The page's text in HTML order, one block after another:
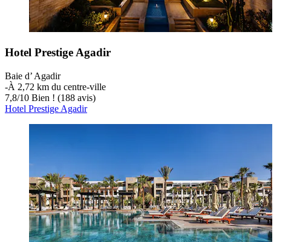
Hotel Prestige Agadir
Baie d’ Agadir
‐À 2,72 km du centre-ville
7,8/10 Bien ! (188 avis)
Hotel Prestige Agadir